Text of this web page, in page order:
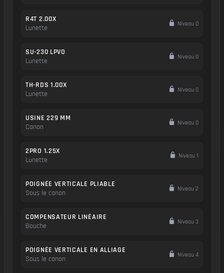
R4T 2.00X
Lunette
Niveau 0
SU-230 LPVO
Lunette
Niveau 0
TH-RDS 1.00X
Lunette
Niveau 0
USINE 229 MM
Canon
Niveau 0
2PRO 1.25X
Lunette
Niveau 1
POIGNÉE VERTICALE PLIABLE
Sous le canon
Niveau 2
COMPENSATEUR LINÉAIRE
Bouche
Niveau 3
POIGNÉE VERTICALE EN ALLIAGE
Sous le canon
Niveau 4